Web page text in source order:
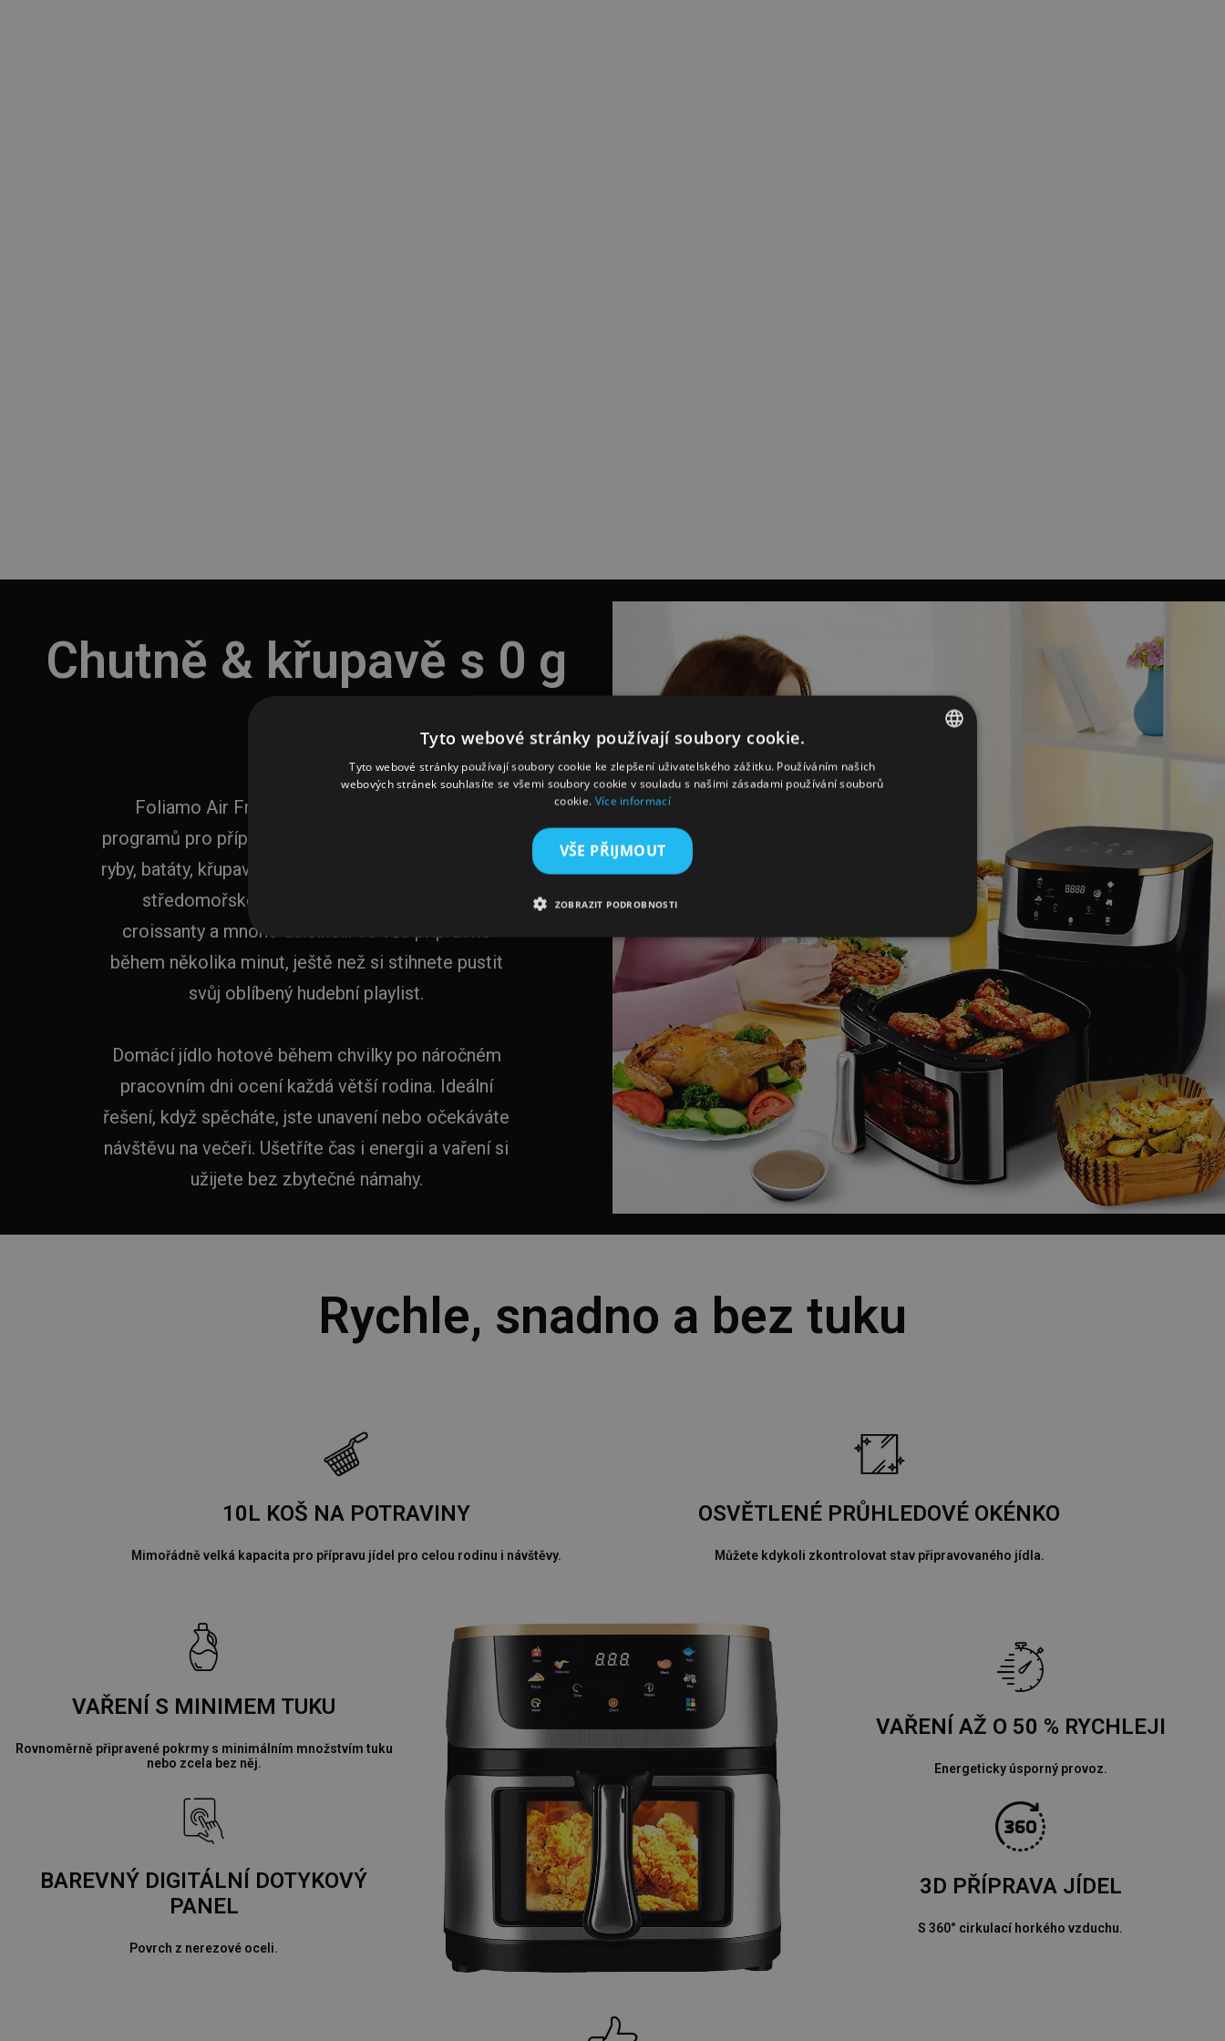
Chutně & křupavě s 0 g
Foliamo Air Fryer Migliore 10L nabízí OSM
programů pro přípravu lahodných pokrmů. Šťavnaté
ryby, batáty, křupavé hranolky, speciality inspirované
středomořskou kuchyní, čerstvě upečené
croissanty a mnoho dalšího… To vše připravíte
během několika minut, ještě než si stihnete pustit
svůj oblíbený hudební playlist.
Domácí jídlo hotové během chvilky po náročném
pracovním dni ocení každá větší rodina. Ideální
řešení, když spěcháte, jste unavení nebo očekáváte
návštěvu na večeři. Ušetříte čas i energii a vaření si
užijete bez zbytečné námahy.
Rychle, snadno a bez tuku
10L KOŠ NA POTRAVINY
Mimořádně velká kapacita pro přípravu jídel pro celou rodinu i návštěvy.
OSVĚTLENÉ PRŮHLEDOVÉ OKÉNKO
Můžete kdykoli zkontrolovat stav připravovaného jídla.
VAŘENÍ S MINIMEM TUKU
Rovnoměrně připravené pokrmy s minimálním množstvím tuku
nebo zcela bez něj.
BAREVNÝ DIGITÁLNÍ DOTYKOVÝ
PANEL
Povrch z nerezové oceli.
VAŘENÍ AŽ O 50 % RYCHLEJI
Energeticky úsporný provoz.
3D PŘÍPRAVA JÍDEL
S 360° cirkulací horkého vzduchu.
SLOVAK
SLOVENIAN
POLISH
PORTUGUESE
ROMANIAN
SPANISH
Tyto webové stránky používají soubory cookie.
Tyto webové stránky používají soubory cookie ke zlepšení uživatelského zážitku. Používáním našich
webových stránek souhlasíte se všemi soubory cookie v souladu s našimi zásadami používání souborů
cookie. Více informací
VŠE PŘIJMOUT
ZOBRAZIT PODROBNOSTI